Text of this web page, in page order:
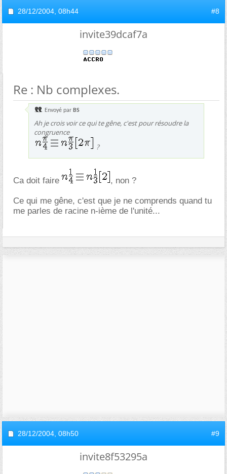
28/12/2004, 08h44 #8
invite39dcaf7a
Re : Nb complexes.
Envoyé par BS
Ah je crois voir ce qui te gêne, c'est pour résoudre la
congruence
?
Ca doit faire , non ?
Ce qui me gêne, c'est que je ne comprends quand tu
me parles de racine n-ième de l'unité...
28/12/2004, 08h50 #9
invite8f53295a